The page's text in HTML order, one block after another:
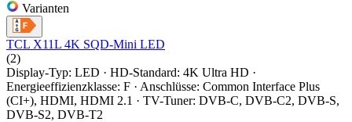
Varianten
TCL X11L 4K SQD-Mini LED
(2)
Display-Typ: LED · HD-Standard: 4K Ultra HD ·
Energieeffizienzklasse: F · Anschlüsse: Common Interface Plus
(CI+), HDMI, HDMI 2.1 · TV-Tuner: DVB-C, DVB-C2, DVB-S,
DVB-S2, DVB-T2